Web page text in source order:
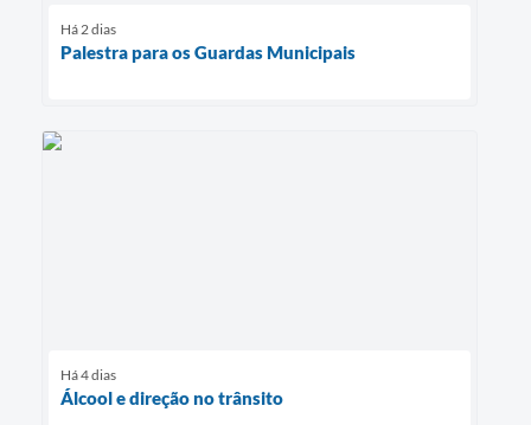
Há 2 dias
Palestra para os Guardas Municipais
Há 4 dias
Álcool e direção no trânsito